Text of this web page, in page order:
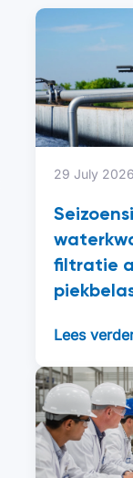
29 July 2026
filtratie
Lees